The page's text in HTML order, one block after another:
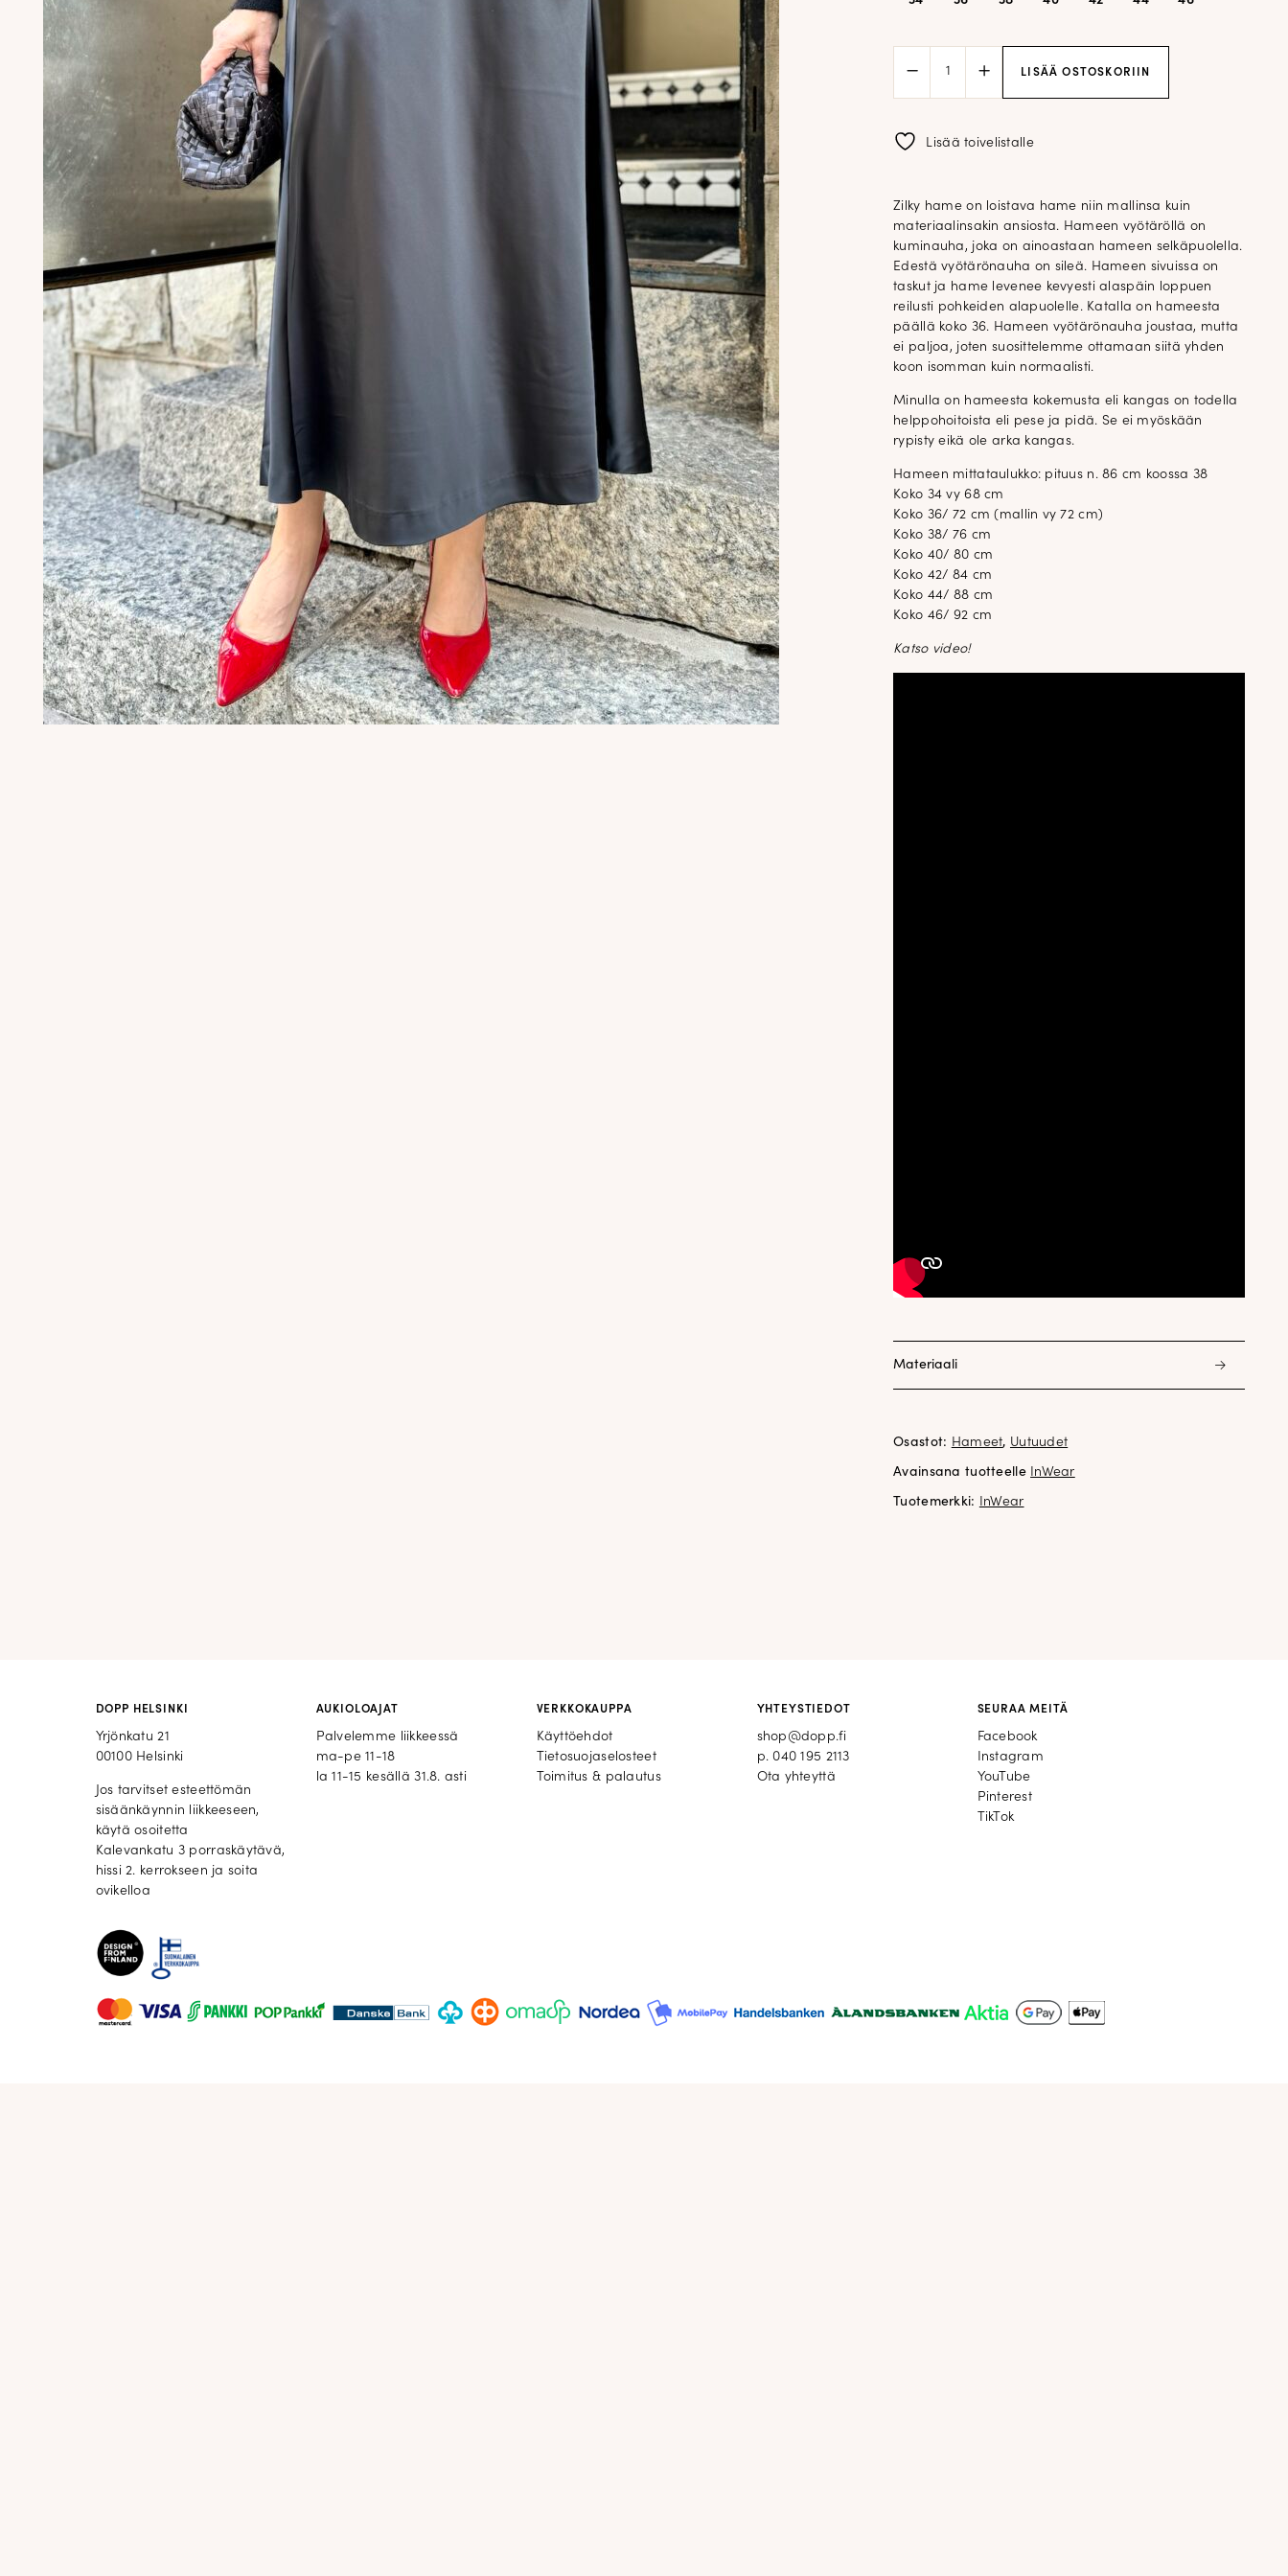
midihame;
musta
LISÄÄ OSTOSKORIIN
Lisää toivelistalle
Zilky hame on loistava hame niin mallinsa kuin
materiaalinsakin ansiosta. Hameen vyötäröllä on
kuminauha, joka on ainoastaan hameen selkäpuolella.
Edestä vyötärönauha on sileä. Hameen sivuissa on
taskut ja hame levenee kevyesti alaspäin loppuen
reilusti pohkeiden alapuolelle. Katalla on hameesta
päällä koko 36. Hameen vyötärönauha joustaa, mutta
ei paljoa, joten suosittelemme ottamaan siitä yhden
koon isomman kuin normaalisti.
Minulla on hameesta kokemusta eli kangas on todella
helppohoitoista eli pese ja pidä. Se ei myöskään
rypisty eikä ole arka kangas.
Hameen mittataulukko: pituus n. 86 cm koossa 38
Koko 34 vy 68 cm
Koko 36/ 72 cm (mallin vy 72 cm)
Koko 38/ 76 cm
Koko 40/ 80 cm
Koko 42/ 84 cm
Koko 44/ 88 cm
Koko 46/ 92 cm
Katso video!
Materiaali
Osastot: Hameet, Uutuudet
Avainsana tuotteelle InWear
Tuotemerkki: InWear
DOPP HELSINKI
Yrjönkatu 21
00100 Helsinki
Jos tarvitset esteettömän
sisäänkäynnin liikkeeseen,
käytä osoitetta
Kalevankatu 3 porraskäytävä,
hissi 2. kerrokseen ja soita
ovikelloa
AUKIOLOAJAT
Palvelemme liikkeessä
ma-pe 11-18
la 11-15 kesällä 31.8. asti
VERKKOKAUPPA
Käyttöehdot
Tietosuojaselosteet
Toimitus & palautus
YHTEYSTIEDOT
shop@dopp.fi
p.040 195 2113
Ota yhteyttä
SEURAA MEITÄ
Facebook
Facebook
Instagram
Instagram
YouTube
YouTube
Pinterest
Pinterest
TikTok
TikTok